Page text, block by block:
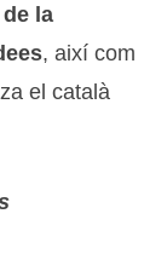
la
, així com
el català